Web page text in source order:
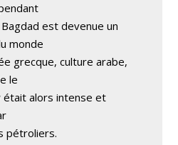
est devenue un
monde
grecque, culture arabe,
le
était alors intense et
pétroliers.